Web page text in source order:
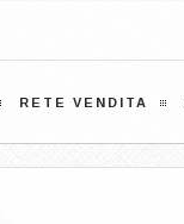
RETE VENDITA